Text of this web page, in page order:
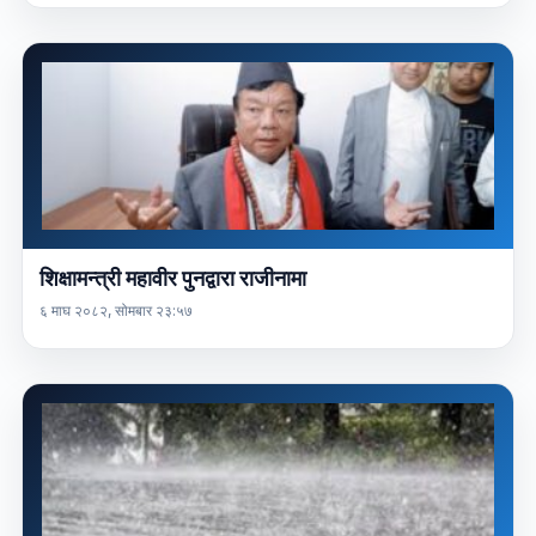
शिक्षामन्त्री महावीर पुनद्वारा राजीनामा
६ माघ २०८२, सोमबार २३:५७